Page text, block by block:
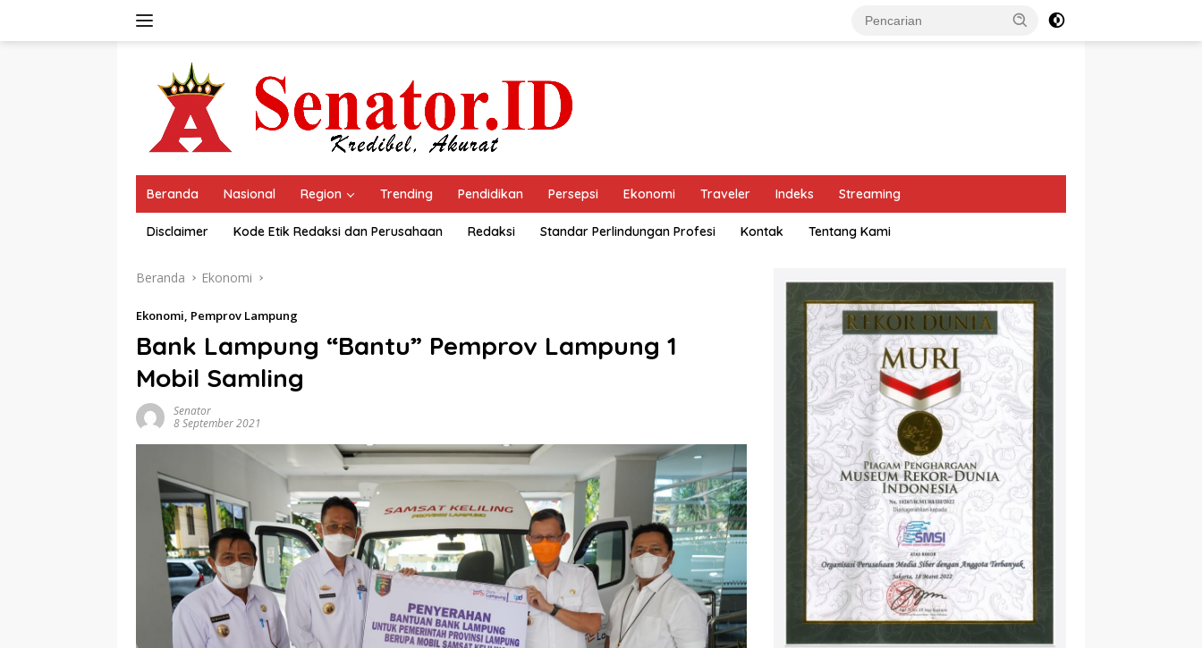
Beranda Nasional Region Trending Pendidikan Persepsi Ekonomi Traveler Indeks Streaming
Disclaimer Kode Etik Redaksi dan Perusahaan Redaksi Standar Perlindungan Profesi Kontak Tentang Kami
Beranda Ekonomi
Ekonomi, Pemprov Lampung
Bank Lampung “Bantu” Pemprov Lampung 1
Mobil Samling
Senator
8 September 2021